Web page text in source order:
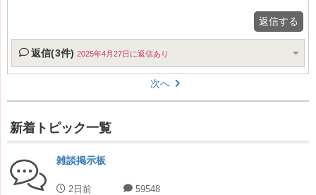
返信する
返信(3件) 2025年4月27日に返信あり
次へ
新着トピック一覧
雑談掲示板
2日前 59548